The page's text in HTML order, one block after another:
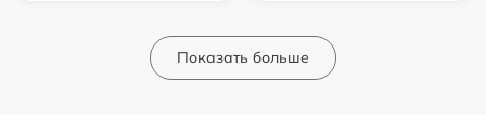
Показать больше